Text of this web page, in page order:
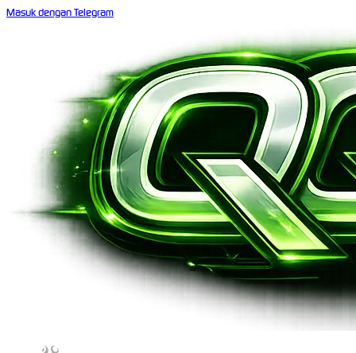
Masuk dengan Telegram